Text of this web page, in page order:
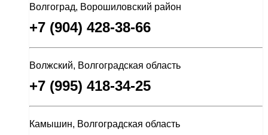
Волгоград, Ворошиловский район
+7 (904) 428-38-66
Волжский, Волгоградская область
+7 (995) 418-34-25
Камышин, Волгоградская область